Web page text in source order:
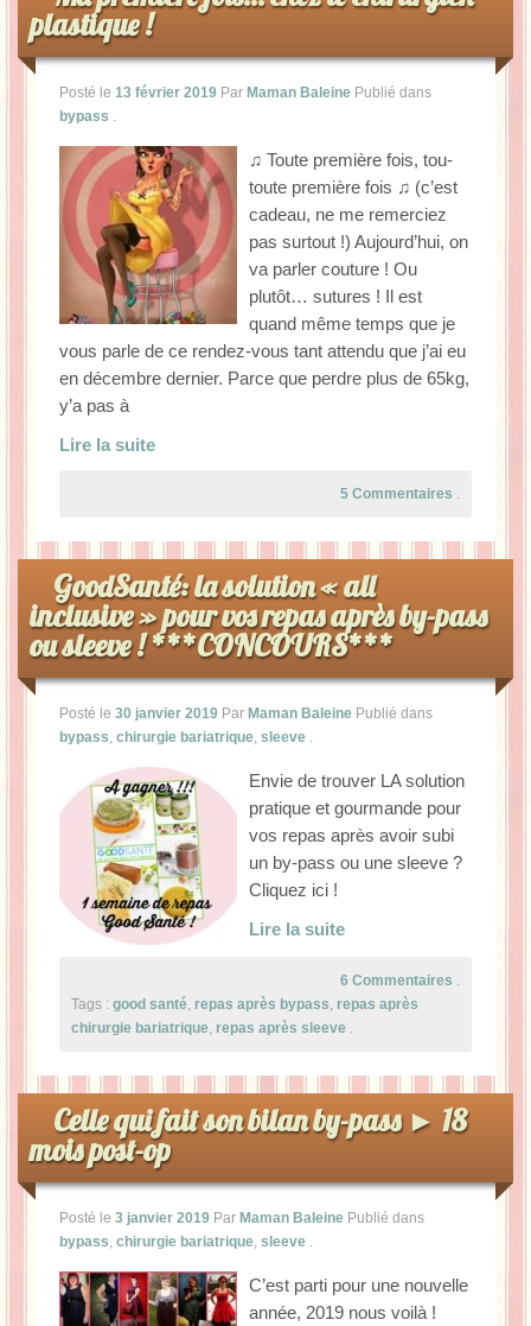
La Baleine se pomponne !
Ma période Weight Watchers
plastique !
Posté le 13 février 2019 Par Maman Baleine Publié dans
bypass .
♫ Toute première fois, tou-
toute première fois ♫ (c’est
cadeau, ne me remerciez
pas surtout !) Aujourd’hui, on
va parler couture ! Ou
plutôt… sutures ! Il est
quand même temps que je
vous parle de ce rendez-vous tant attendu que j’ai eu
en décembre dernier. Parce que perdre plus de 65kg,
y’a pas à
Lire la suite
5 Commentaires .
GoodSanté: la solution « all
inclusive » pour vos repas après by-pass
ou sleeve ! ***CONCOURS***
Posté le 30 janvier 2019 Par Maman Baleine Publié dans
bypass, chirurgie bariatrique, sleeve .
Envie de trouver LA solution
pratique et gourmande pour
vos repas après avoir subi
un by-pass ou une sleeve ?
Cliquez ici !
Lire la suite
6 Commentaires .
Tags : good santé, repas après bypass, repas après
chirurgie bariatrique, repas après sleeve .
Celle qui fait son bilan by-pass ► 18
mois post-op
Posté le 3 janvier 2019 Par Maman Baleine Publié dans
bypass, chirurgie bariatrique, sleeve .
C’est parti pour une nouvelle
année, 2019 nous voilà !